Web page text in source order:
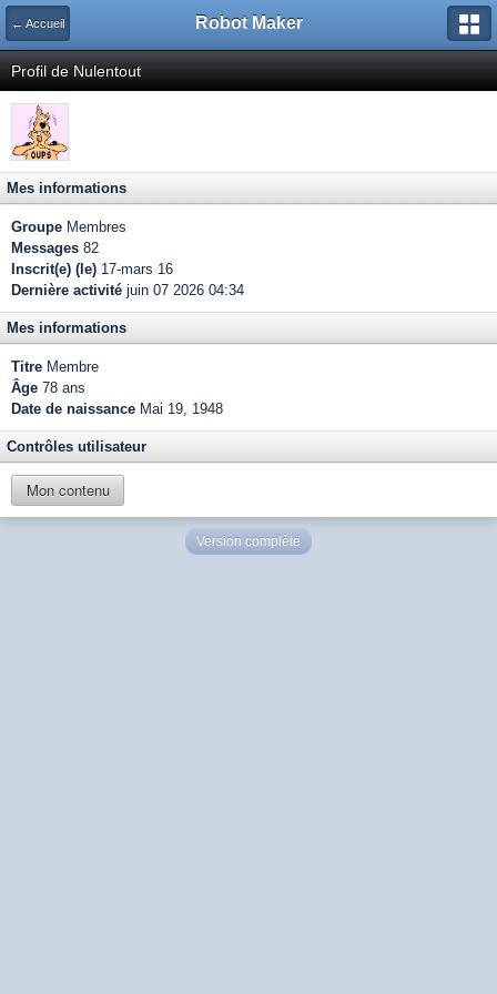
← Accueil Robot Maker
Profil de Nulentout
Mes informations
Groupe Membres
Messages 82
Inscrit(e) (le) 17-mars 16
Dernière activité juin 07 2026 04:34
Mes informations
Titre Membre
Âge 78 ans
Date de naissance Mai 19, 1948
Contrôles utilisateur
Mon contenu
Version complète